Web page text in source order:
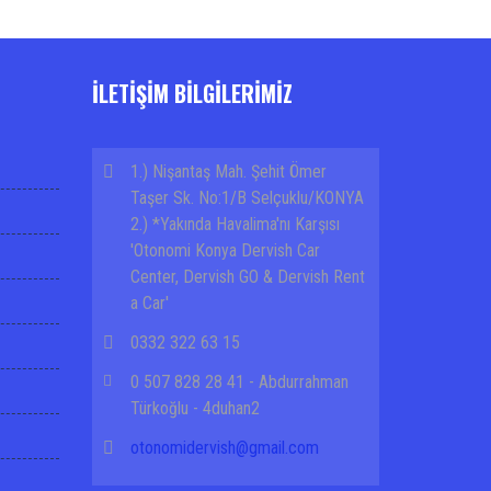
İLETİŞİM BİLGİLERİMİZ
1.) Nişantaş Mah. Şehit Ömer
Taşer Sk. No:1/B Selçuklu/KONYA
2.) *Yakında Havalima'nı Karşısı
'Otonomi Konya Dervish Car
Center, Dervish GO & Dervish Rent
a Car'
0332 322 63 15
0 507 828 28 41 - Abdurrahman
Türkoğlu - 4duhan2
otonomidervish@gmail.com